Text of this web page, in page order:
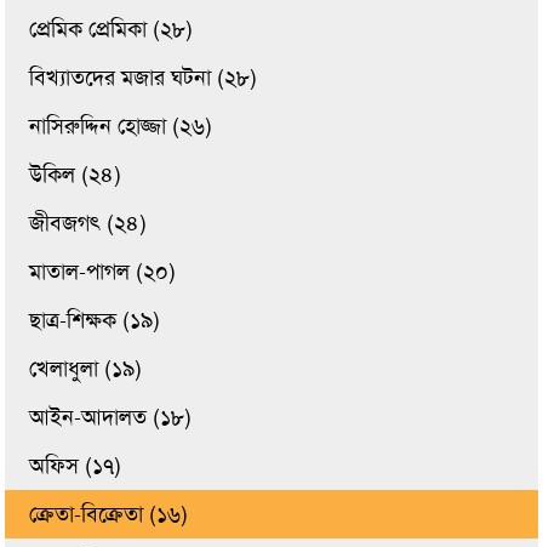
প্রেমিক প্রেমিকা (২৮)
বিখ্যাতদের মজার ঘটনা (২৮)
নাসিরুদ্দিন হোজ্জা (২৬)
উকিল (২৪)
জীবজগৎ (২৪)
মাতাল-পাগল (২০)
ছাত্র-শিক্ষক (১৯)
খেলাধুলা (১৯)
আইন-আদালত (১৮)
অফিস (১৭)
ক্রেতা-বিক্রেতা (১৬)